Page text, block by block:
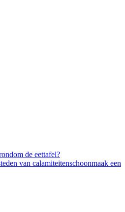
de eettafel?
van calamiteitenschoonmaak een